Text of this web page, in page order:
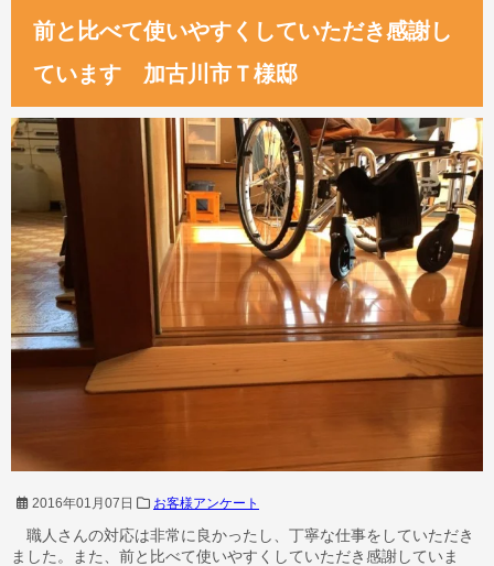
前と比べて使いやすくしていただき感謝し
ています 加古川市Ｔ様邸
2016年01月07日 お客様アンケート
職人さんの対応は非常に良かったし、丁寧な仕事をしていただき
ました。また、前と比べて使いやすくしていただき感謝していま